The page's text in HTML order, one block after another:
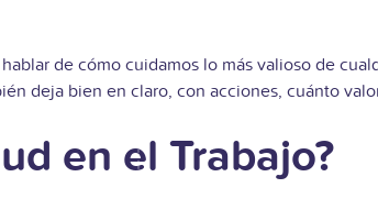
de cómo cuidamos lo más valioso de
deja bien en claro, con acciones, cuánto
en el Trabajo?